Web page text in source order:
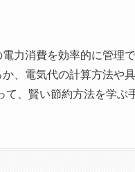
力消費を効率的に管理
、電気代の計算方法や
、賢い節約方法を学ぶ